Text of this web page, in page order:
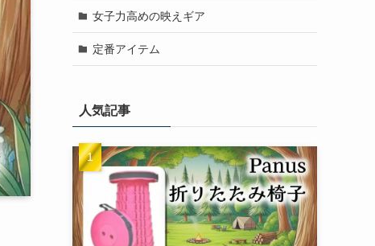
女子力高めの映えギア
定番アイテム
人気記事